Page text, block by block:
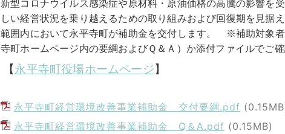
新型コロナウイルス感染症や原材料・原油価格の高騰の影響を
しい経営状況を乗り越えるための取り組みおよび回復期を見据
範囲内において永平寺町が補助金を交付します。 ※補助対象
寺町ホームページ内の要綱およびＱ＆Ａ）か添付ファイルでご
【永平寺町役場ホームページ】
永平寺町経営環境改善事業補助金 交付要綱.pdf
永平寺町経営環境改善事業補助金 Q＆A.pdf (0.15MB)